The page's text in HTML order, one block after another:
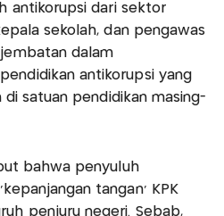
antikorupsi dari sektor
sekolah, dan pengawas
dalam
antikorupsi yang
satuan pendidikan masing-
bahwa penyuluh
tangan' KPK
penjuru negeri. Sebab,